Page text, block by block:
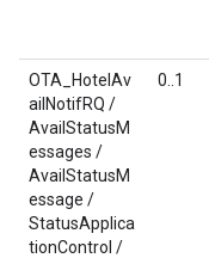
OTA_HotelAv
ailNotifRQ /
AvailStatusM
essages /
AvailStatusM
essage /
StatusApplica
tionControl /
0..1